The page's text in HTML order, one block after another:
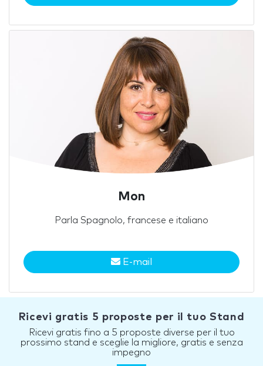
Mon
Parla Spagnolo, francese e italiano
E-mail
Ricevi gratis 5 proposte per il tuo Stand
Ricevi gratis fino a 5 proposte diverse per il tuo
prossimo stand e sceglie la migliore, gratis e senza
impegno